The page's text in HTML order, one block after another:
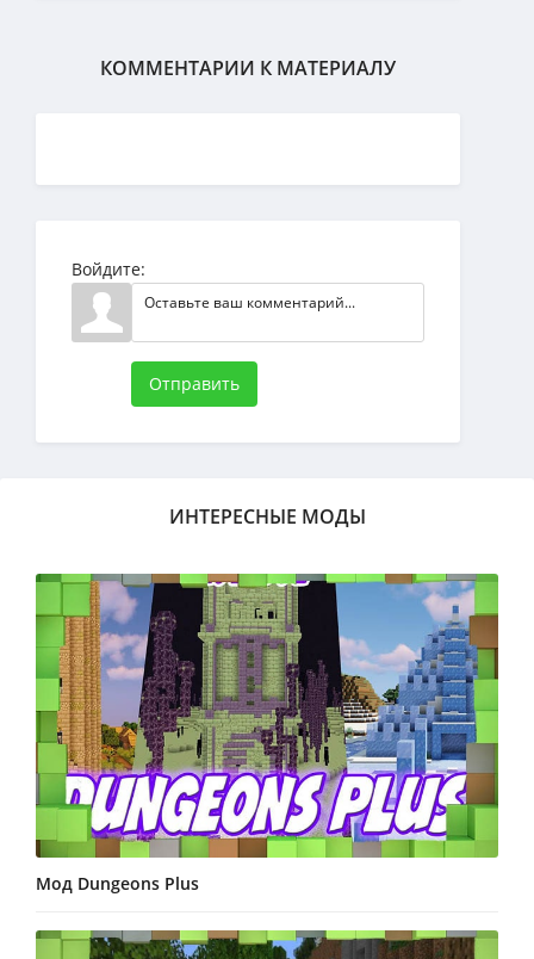
КОММЕНТАРИИ К МАТЕРИАЛУ
Войдите:
Отправить
ИНТЕРЕСНЫЕ МОДЫ
Мод Dungeons Plus